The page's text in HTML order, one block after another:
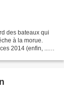
des bateaux qui
à la morue.
2014 (enfin, ...